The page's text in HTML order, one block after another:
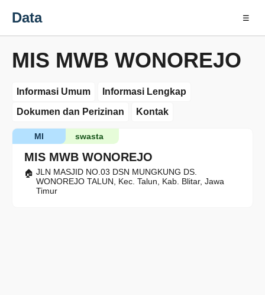
Data ☰
MIS MWB WONOREJO
Informasi Umum
Informasi Lengkap
Dokumen dan Perizinan
Kontak
MIS MWB WONOREJO
swasta
MI
JLN MASJID NO.03 DSN MUNGKUNG DS.
WONOREJO TALUN, Kec. Talun, Kab. Blitar, Jawa
Timur